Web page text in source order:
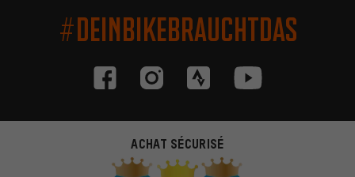
#DEINBIKEBRAUCHTDAS
ACHAT SÉCURISÉ